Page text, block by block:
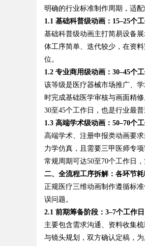
!
Bo
明确的行业标准制作周期，适
1.1 基础科普级动画：15–25个工
基础科普级动画主打简易设备
体工序简单、迭代较少，在资
位。
1.2 专业商用级动画：30–45个工
该等级是医疗器械市场推广、
时完成基础医学审核与画面精
30至45个工作日，也是行业最普
1.3 高端学术级动画：50–70个工
高端学术、注册申报类动画要
力学仿真，且需要三甲医师专
常规周期可达50至70个工作日
二、全流程工序拆解：各环节耗
正规医疗三维动画制作遵循标
误问题。
2.1 前期筹备阶段：3–7个工作日
主要包含需求沟通、资料收集
与镜头规划，双方确认定稿，